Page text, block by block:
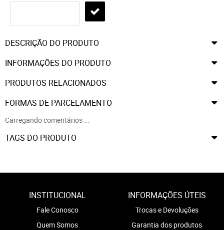
DESCRIÇÃO DO PRODUTO
INFORMAÇÕES DO PRODUTO
PRODUTOS RELACIONADOS
FORMAS DE PARCELAMENTO
Carregando comentários ...
TAGS DO PRODUTO
INSTITUCIONAL
Fale Conosco
Quem Somos
INFORMAÇÕES ÚTEIS
Trocas e Devoluções
Garantia dos produtos